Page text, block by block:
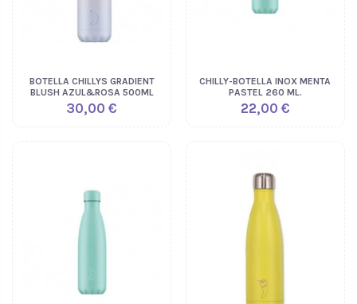
BOTELLA CHILLYS GRADIENT
BLUSH AZUL&ROSA 500ML
30,00 €
CHILLY-BOTELLA INOX MENTA
PASTEL 260 ML.
22,00 €